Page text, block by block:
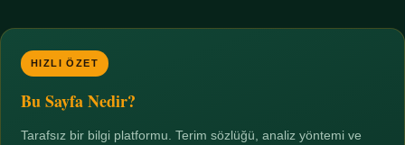
HIZLI ÖZET
Bu Sayfa Nedir?
Tarafsız bir bilgi platformu. Terim sözlüğü, analiz yöntemi ve